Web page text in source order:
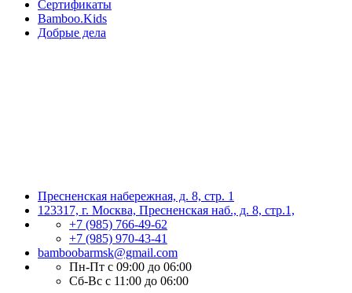
Сертификаты
Bamboo.Kids
Добрые дела
Пресненская набережная, д. 8, стр. 1
123317, г. Москва, Пресненская наб., д. 8, стр.1,
+7 (985) 766-49-62
+7 (985) 970-43-41
bamboobarmsk@gmail.com
Пн-Пт с 09:00 до 06:00
Сб-Вс с 11:00 до 06:00